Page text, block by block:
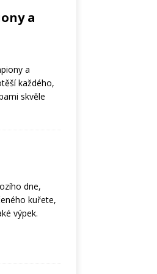
a
a
každého,
skvěle
dne,
kuřete,
výpek.